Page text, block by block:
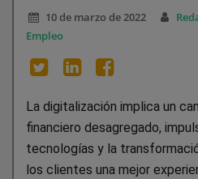
10 de marzo de 2022
Empleo
La digitalización implica un
financiero desagregado,
tecnologías y la
los clientes una mejor